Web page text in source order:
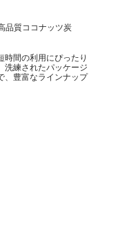
品質ココナッツ炭
時間の利用にぴったり
洗練されたパッケージ
、豊富なラインナップ